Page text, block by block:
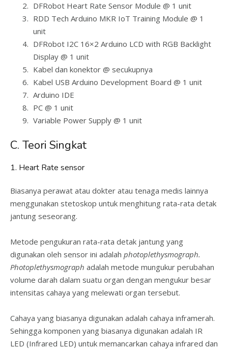
DFRobot Heart Rate Sensor Module @ 1 unit
RDD Tech Arduino MKR IoT Training Module @ 1
unit
DFRobot I2C 16×2 Arduino LCD with RGB Backlight
Display @ 1 unit
Kabel dan konektor @ secukupnya
Kabel USB Arduino Development Board @ 1 unit
Arduino IDE
PC @ 1 unit
Variable Power Supply @ 1 unit
C. Teori Singkat
1. Heart Rate sensor
Biasanya perawat atau dokter atau tenaga medis lainnya
menggunakan stetoskop untuk menghitung rata-rata detak
jantung seseorang.
Metode pengukuran rata-rata detak jantung yang
digunakan oleh sensor ini adalah photoplethysmograph.
Photoplethysmograph adalah metode mungukur perubahan
volume darah dalam suatu organ dengan mengukur besar
intensitas cahaya yang melewati organ tersebut.
Cahaya yang biasanya digunakan adalah cahaya inframerah.
Sehingga komponen yang biasanya digunakan adalah IR
LED (Infrared LED) untuk memancarkan cahaya infrared dan